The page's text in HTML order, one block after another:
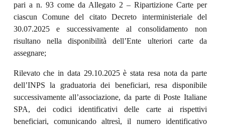
pari a n. 93 come da Allegato 2 – Ripartizione Carte per
ciascun Comune del citato Decreto interministeriale del
30.07.2025 e successivamente al consolidamento non
risultano nella disponibilità dell’Ente ulteriori carte da
assegnare;
Rilevato che in data 29.10.2025 è stata resa nota da parte
dell’INPS la graduatoria dei beneficiari, resa disponibile
successivamente all’associazione, da parte di Poste Italiane
SPA, dei codici identificativi delle carte ai rispettivi
beneficiari, comunicando altresì, il numero identificativo